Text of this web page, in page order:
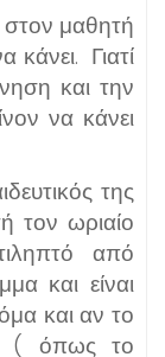
στον μαθητή
κάνει. Γιατί
και την
να κάνει
της
τον ωριαίο
από
και είναι
και αν το
( όπως το